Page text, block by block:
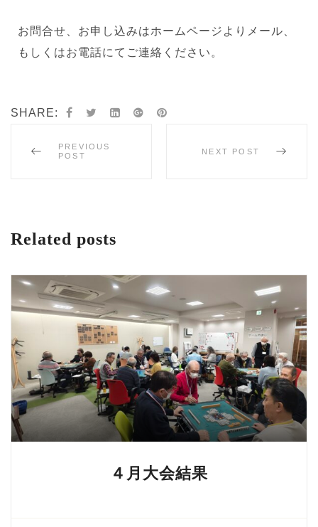
お問合せ、お申し込みはホームページよりメール、
もしくはお電話にてご連絡ください。
SHARE:
PREVIOUS
POST
NEXT POST
Related posts
４月大会結果